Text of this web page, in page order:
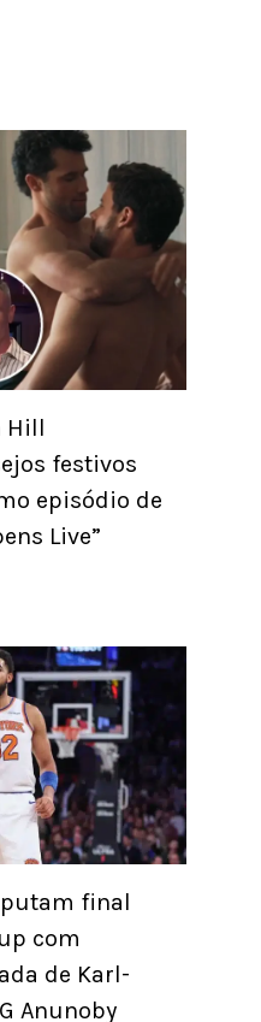
Hill
festivos
episódio de
Live”
final
com
de Karl-
Anunoby